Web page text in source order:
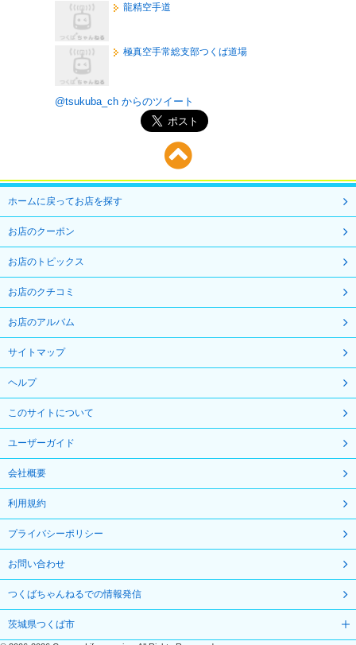
龍精空手道
極真空手常総支部つくば道場
@tsukuba_ch からのツイート
ホームに戻ってお店を探す
お店のクーポン
お店のトピックス
お店のクチコミ
お店のアルバム
サイトマップ
ヘルプ
このサイトについて
ユーザーガイド
会社概要
利用規約
プライバシーポリシー
お問い合わせ
つくばちゃんねるでの情報発信
茨城県つくば市